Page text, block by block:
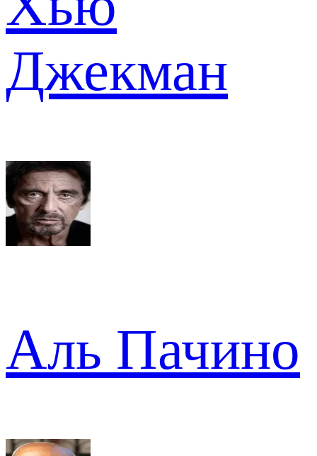
Джекман
Аль Пачино